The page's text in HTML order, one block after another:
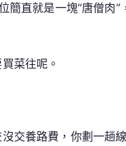
直就是一塊“唐僧肉
菜往呢。
交養路費，你劃一趟